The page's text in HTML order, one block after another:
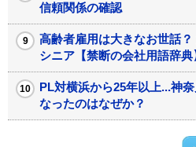
信頼関係の確認
高齢者雇用は大きなお世話
シニア【禁断の会社用語辞典
PL対横浜から25年以上...神
なったのはなぜか？